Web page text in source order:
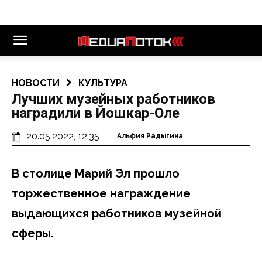
НОВОСТИ КУЛЬТУРА
Лучших музейных работников
наградили в Йошкар-Оле
20.05.2022, 12:35 Альфия Радыгина
В столице Марий Эл прошло
торжественное награждение
выдающихся работников музейной
сферы.